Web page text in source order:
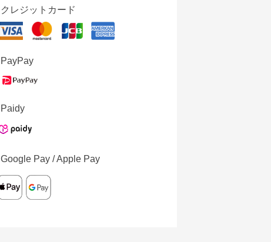
クレジットカード
PayPay
Paidy
Google Pay / Apple Pay